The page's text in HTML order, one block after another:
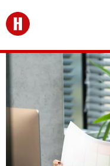
Перейти на главную